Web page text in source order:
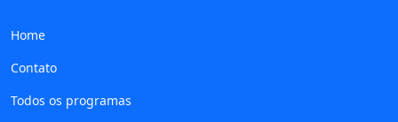
Home
Contato
Todos os programas